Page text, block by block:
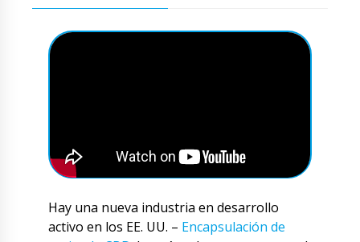
Hay una nueva industria en desarrollo
activo en los EE. UU. – Encapsulación de